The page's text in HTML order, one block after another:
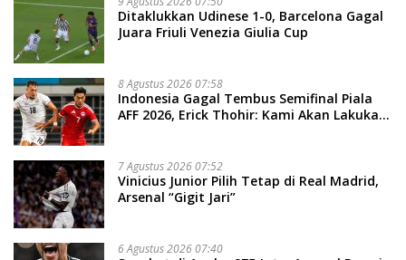
Ditaklukkan Udinese 1-0, Barcelona Gagal
Juara Friuli Venezia Giulia Cup
8 Agustus 2026 07:58
Indonesia Gagal Tembus Semifinal Piala
AFF 2026, Erick Thohir: Kami Akan Lakukan
7 Agustus 2026 07:52
Vinicius Junior Pilih Tetap di Real Madrid,
Arsenal “Gigit Jari”
6 Agustus 2026 07:40